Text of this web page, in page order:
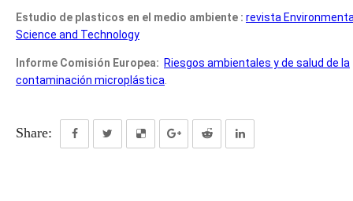
Estudio de plasticos en el medio ambiente : revista Environm
Science and Technology
Informe Comisión Europea: Riesgos ambientales y de salud de la
contaminación microplástica
Share: